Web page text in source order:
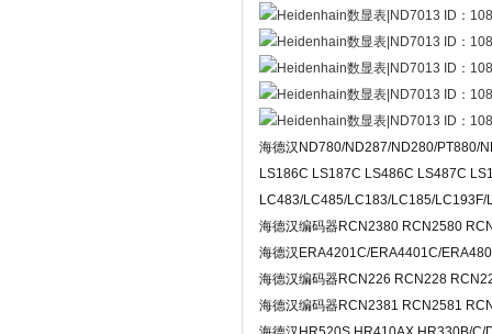
海德汉ND780/ND287/ND280/PT880/
LS186C LS187C LS486C LS487C
LC483/LC485/LC183/LC185/
海德汉编码器RCN2380 RCN2580
海德汉ERA4201C/ERA4401C/
海德汉编码器RCN226 RCN228
海德汉编码器RCN2381 RCN2581